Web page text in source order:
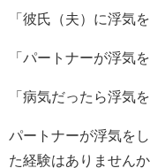
「彼氏（夫）に浮気
「パートナーが浮気
「病気だったら浮気
パートナーが浮気を
た経験はありません